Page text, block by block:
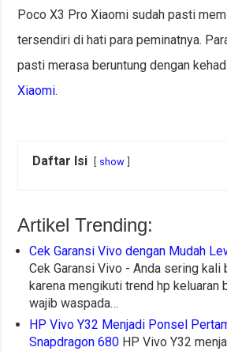
Poco X3 Pro Xiaomi sudah pasti
tersendiri di hati para peminatnya.
pasti merasa beruntung dengan
Xiaomi.
Daftar Isi show
Artikel Trending:
Cek Garansi Vivo dengan Mudah
Cek Garansi Vivo - Anda sering kali
karena mengikuti trend hp keluaran
wajib waspada…
HP Vivo Y32 Menjadi Ponsel
Snapdragon 680 HP Vivo Y32